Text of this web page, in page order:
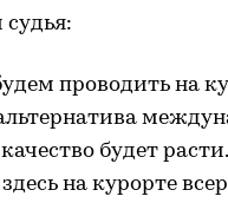
судья:
проводить на
будет расти.
на курорте